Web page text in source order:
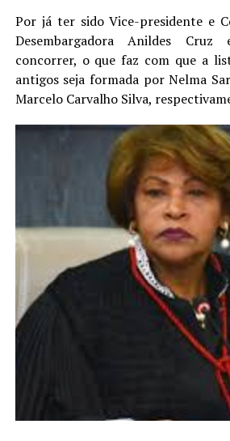
Por já ter sido Vice-presidente e
Desembargadora Anildes
concorrer, o que faz com que a
antigos seja formada por Nelma
Marcelo Carvalho Silva,